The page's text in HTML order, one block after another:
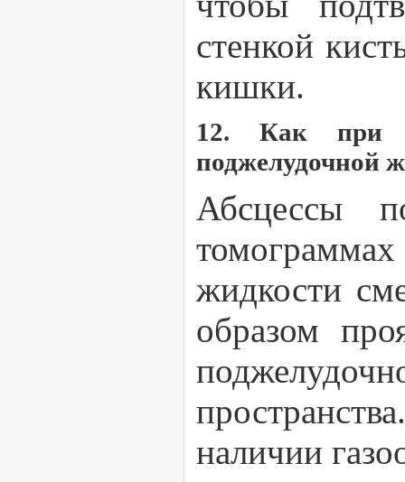
стенкой
кишки.
12. Как при
поджелудочной
Абсцессы
жидкости
образом
наличии